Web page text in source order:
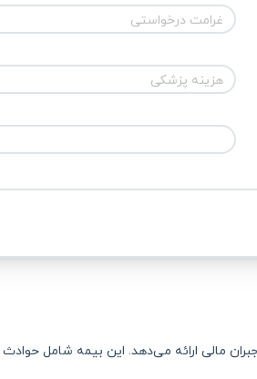
غرامت درخواستی
هزینه پزشکی
ارائه می‌دهد. این بیمه شامل